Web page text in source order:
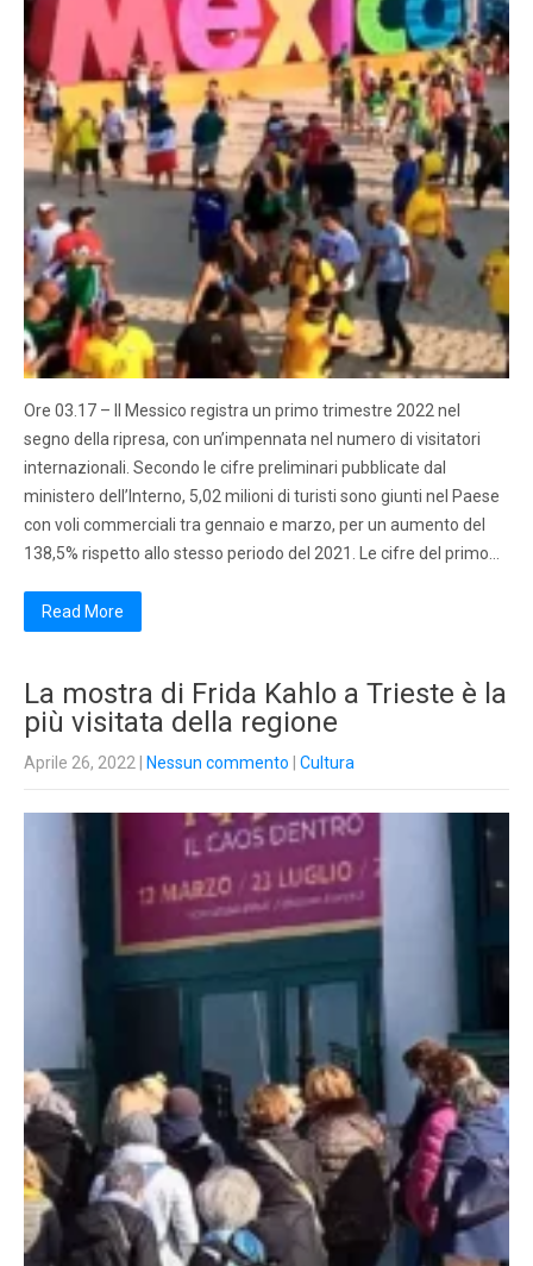
Ore 03.17 – Il Messico registra un primo trimestre 2022 nel
segno della ripresa, con un’impennata nel numero di visitatori
internazionali. Secondo le cifre preliminari pubblicate dal
ministero dell’Interno, 5,02 milioni di turisti sono giunti nel Paese
con voli commerciali tra gennaio e marzo, per un aumento del
138,5% rispetto allo stesso periodo del 2021. Le cifre del primo…
Read More
La mostra di Frida Kahlo a Trieste è la
più visitata della regione
Aprile 26, 2022 Nessun commento Cultura